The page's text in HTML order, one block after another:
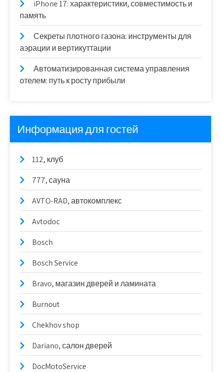
iPhone 17: характеристики, совместимость и
память
Секреты плотного газона: инструменты для
аэрации и вертикуттации
Автоматизированная система управления
отелем: путь к росту прибыли
Информация для гостей
112, клуб
777, сауна
AVTO-RAD, автокомплекс
Avtodoc
Bosch
Bosch Service
Bravo, магазин дверей и ламината
Burnout
Chekhov shop
Dariano, салон дверей
DocMotoService